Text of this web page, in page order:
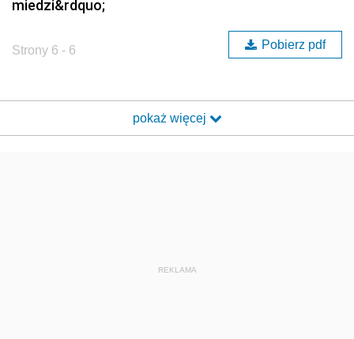
miedzi&rdquo;
Strony 6 - 6 Pobierz pdf
pokaż więcej
REKLAMA